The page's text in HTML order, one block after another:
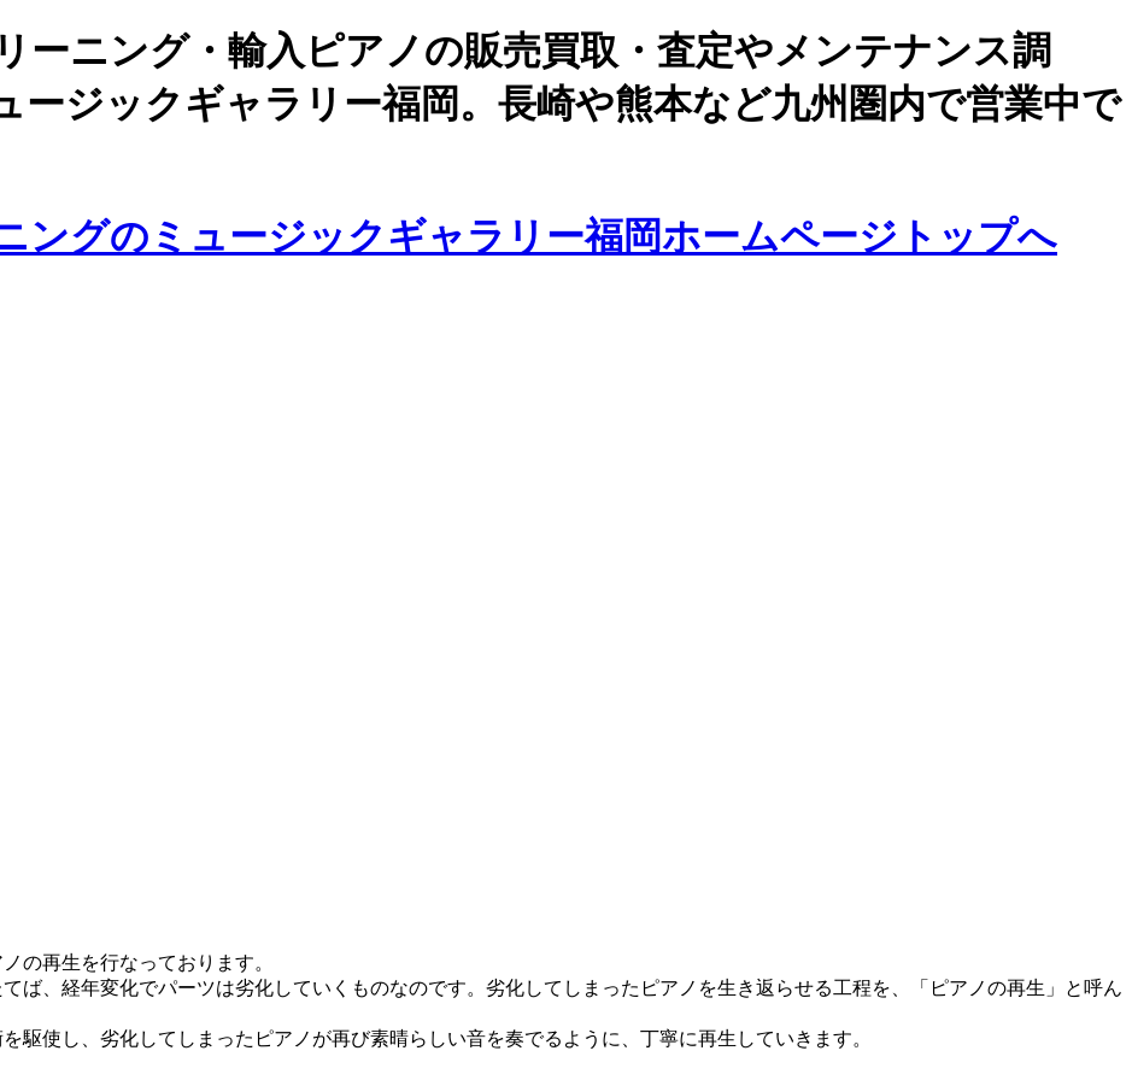
ーニング・輸入ピアノの販売買取・査定やメンテナンス調
ージックギャラリー福岡。長崎や熊本など九州圏内で営業中で
ングのミュージックギャラリー福岡ホームページトップへ
の再生を行なっております。
ば、経年変化でパーツは劣化していくものなのです。劣化してしまったピアノを生き返らせる工程を、「ピアノの再生」と呼ん
駆使し、劣化してしまったピアノが再び素晴らしい音を奏でるように、丁寧に再生していきます。